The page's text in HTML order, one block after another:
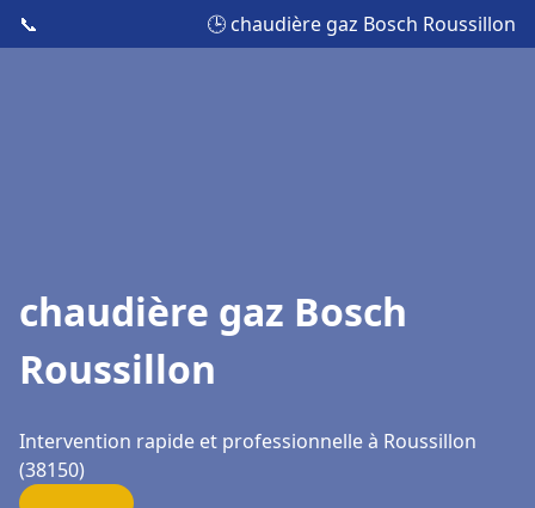
📞 🕒 chaudière gaz Bosch Roussillon
chaudière gaz Bosch
Roussillon
Intervention rapide et professionnelle à Roussillon
(38150)